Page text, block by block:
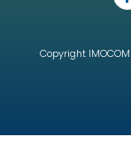
Copyright